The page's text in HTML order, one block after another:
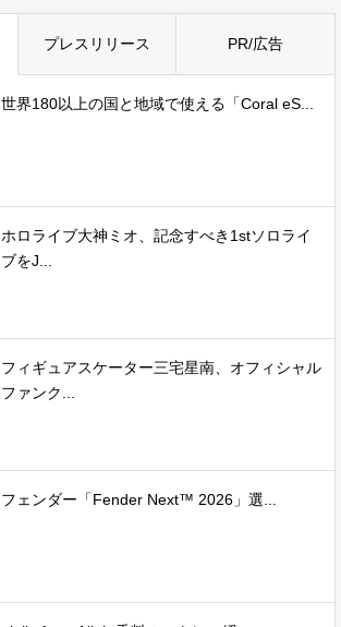
プレスリリース PR/広告
世界180以上の国と地域で使える「Coral eS...
ホロライブ大神ミオ、記念すべき1stソロライ
ブをJ...
フィギュアスケーター三宅星南、オフィシャル
ファンク...
フェンダー「Fender Next™ 2026」選...